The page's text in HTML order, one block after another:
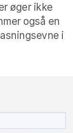
øger ikke
også en
i